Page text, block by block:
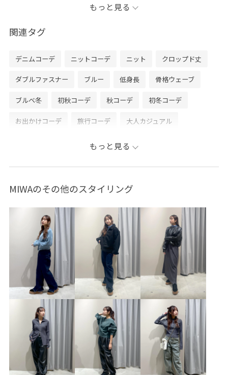
一度試していただきたいくらいとっても気持ちいいの
で、みなさんにゲットしてほしいです♪
コンパクトな丈感が低身長さんにオススメです！
低身長にオススメのコーデを発信しています！
♡
------------
さいませ！ お得な情報も配信中！
タップして下さい
-------------
もっと見る
関連タグ
デニムコーデ ニットコーデ ニット クロップド丈
ダブルファスナー ブルー 低身長 骨格ウェーブ
ブルベ冬 初秋コーデ 秋コーデ 初冬コーデ
お出かけコーデ 旅行コーデ 大人カジュアル
シンプルコーデ
もっと見る
MIWAのその他のスタイリング